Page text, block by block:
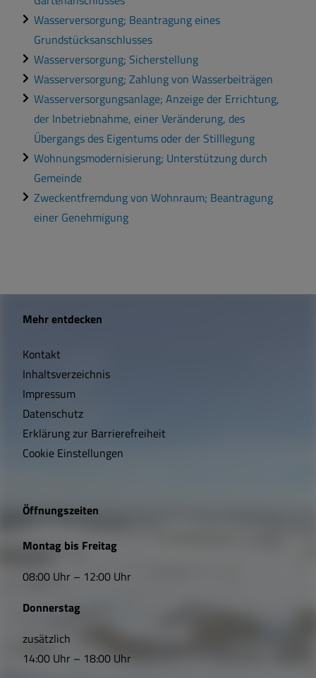
Wasserversorgung; Beantragung eines
Grundstücksanschlusses
Wasserversorgung; Sicherstellung
Wasserversorgung; Zahlung von Wasserbeiträgen
Wasserversorgungsanlage; Anzeige der Errichtung,
der Inbetriebnahme, einer Veränderung, des
Übergangs des Eigentums oder der Stilllegung
Wohnungsmodernisierung; Unterstützung durch
Gemeinde
Zweckentfremdung von Wohnraum; Beantragung
einer Genehmigung
W
c
h
t
i
e
L
n
k
s
Mehr entdecken
Kontakt
Inhaltsverzeichnis
Impressum
Datenschutz
Erklärung zur Barrierefreiheit
Cookie Einstellungen
Öffnungszeiten
Montag bis Freitag
08:00 Uhr – 12:00 Uhr
Donnerstag
zusätzlich
14:00 Uhr – 18:00 Uhr